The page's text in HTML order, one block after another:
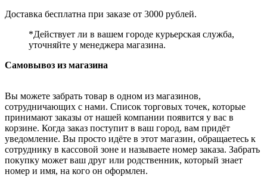
Доставка бесплатна при заказе от 3000 рублей.
*Действует ли в вашем городе курьерская служба,
уточняйте у менеджера магазина.
Самовывоз из магазина
Вы можете забрать товар в одном из магазинов,
сотрудничающих с нами. Список торговых точек, которые
принимают заказы от нашей компании появится у вас в
корзине. Когда заказ поступит в ваш город, вам придёт
уведомление. Вы просто идёте в этот магазин, обращаетесь к
сотруднику в кассовой зоне и называете номер заказа. Забрать
покупку может ваш друг или родственник, который знает
номер и имя, на кого он оформлен.